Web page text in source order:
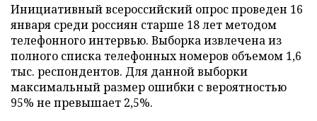
Инициативный всероссийский опрос проведен 16
января среди россиян старше 18 лет методом
телефонного интервью. Выборка извлечена из
полного списка телефонных номеров объемом 1,6
тыс. респондентов. Для данной выборки
максимальный размер ошибки с вероятностью
95% не превышает 2,5%.